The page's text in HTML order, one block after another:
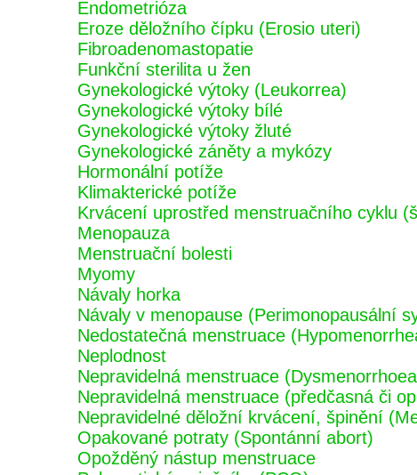
Endometrióza
Eroze děložního čípku (Erosio uteri)
Fibroadenomastopatie
Funkční sterilita u žen
Gynekologické výtoky (Leukorrea)
Gynekologické výtoky bílé
Gynekologické výtoky žluté
Gynekologické záněty a mykózy
Hormonální potíže
Klimakterické potíže
Krvácení uprostřed menstruačního cyklu
Menopauza
Menstruační bolesti
Myomy
Návaly horka
Návaly v menopause (Perimonopausální
Nedostatečná menstruace
Neplodnost
Nepravidelná menstruace
Nepravidelná menstruace (předčasná či
Nepravidelné děložní krvácení, špinění
Opakované potraty (Spontánní abort)
Opožděný nástup menstruace